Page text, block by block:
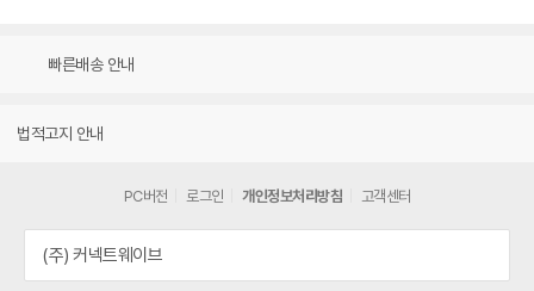
빠른배송 안내
법적고지 안내
PC버전 로그인 개인정보처리방침 고객센터
(주) 커넥트웨이브